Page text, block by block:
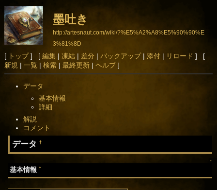
墨吐き
http://artesnaut.com/wiki/?%E5%A2%A8%E5%90%90%E
3%81%8D
[ トップ] [ 編集| 凍結| 差分 | バックアップ| 添付| リロード ] [
新規 | 一覧 | 検索| 最終更新| ヘルプ]
データ
基本情報
詳細
解説
コメント
データ†
↑
基本情報†